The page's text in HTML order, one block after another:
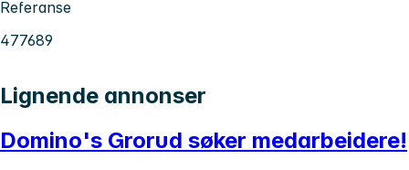
Referanse
477689
Lignende annonser
Domino's Grorud søker medarbeidere!